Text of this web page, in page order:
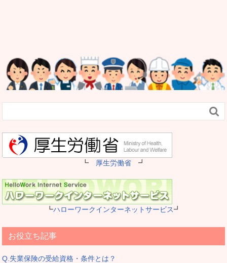

┗ 厚生労働省 ┛
┗ハローワークインターネットサービス┛
お役立ち記事
Q.失業保険の受給資格・条件とは？